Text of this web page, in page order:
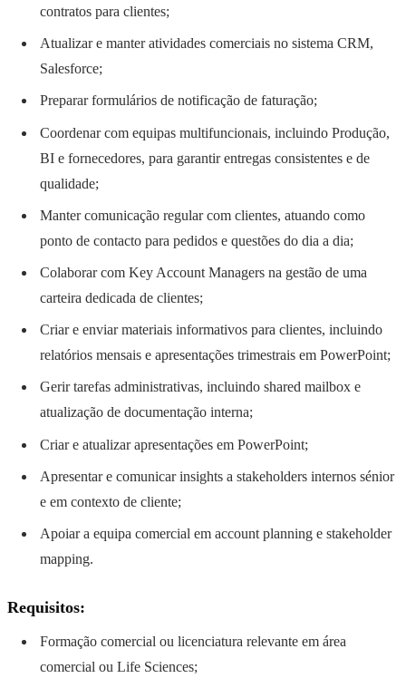
contratos para clientes;
Atualizar e manter atividades comerciais no sistema CRM,
Salesforce;
Preparar formulários de notificação de faturação;
Coordenar com equipas multifuncionais, incluindo Produção,
BI e fornecedores, para garantir entregas consistentes e de
qualidade;
Manter comunicação regular com clientes, atuando como
ponto de contacto para pedidos e questões do dia a dia;
Colaborar com Key Account Managers na gestão de uma
carteira dedicada de clientes;
Criar e enviar materiais informativos para clientes, incluindo
relatórios mensais e apresentações trimestrais em PowerPoint;
Gerir tarefas administrativas, incluindo shared mailbox e
atualização de documentação interna;
Criar e atualizar apresentações em PowerPoint;
Apresentar e comunicar insights a stakeholders internos sénior
e em contexto de cliente;
Apoiar a equipa comercial em account planning e stakeholder
mapping.
Requisitos:
Formação comercial ou licenciatura relevante em área
comercial ou Life Sciences;